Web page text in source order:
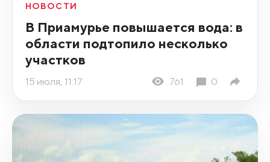
НОВОСТИ
В Приамурье повышается вода: в
области подтопило несколько
участков
15 июля, 11:17 761 0